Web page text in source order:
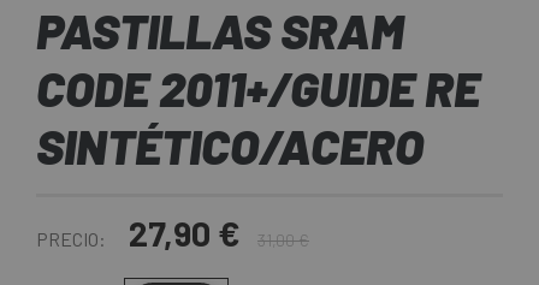
PASTILLAS SRAM
CODE 2011+/GUIDE RE
SINTÉTICO/ACERO
PRECIO: 27,90 € 31,00 €